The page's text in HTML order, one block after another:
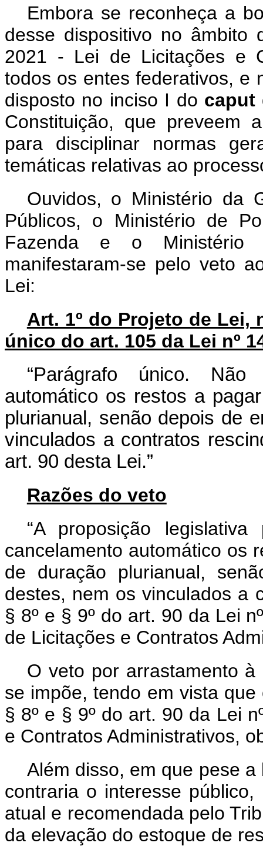
Embora se reconheça a
desse dispositivo no âmbito
2021 - Lei de Licitações e
todos os entes federativos, e
disposto no inciso I do caput
Constituição, que preveem
para disciplinar normas
temáticas relativas ao
Ouvidos, o Ministério da
Públicos, o Ministério de
Fazenda e o Ministério
manifestaram-se pelo veto
Lei:
Art. 1º do Projeto de Lei,
único do art. 105 da Lei nº
“Parágrafo único.
automático os restos a
plurianual, senão depois de
vinculados a contratos
art. 90 desta Lei.”
Razões do veto
“A proposição
cancelamento automático os
de duração plurianual,
destes, nem os vinculados a
§ 8º e § 9º do art. 90 da Lei
de Licitações e Contratos
O veto por arrastamento
se impõe, tendo em vista
§ 8º e § 9º do art. 90 da Lei
e Contratos Administrativos,
Além disso, em que pese
contraria o interesse
atual e recomendada pelo
da elevação do estoque de